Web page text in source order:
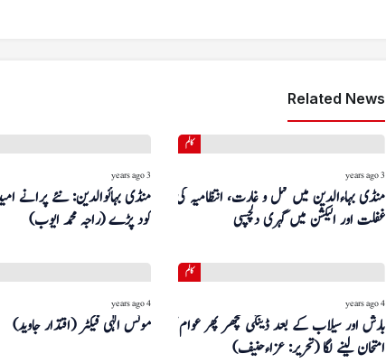
Related News
3 years ago
منڈی بہائوالدین: نئے پرانے
کود پڑے (راجہ محمد ایوب)
کالم
3 years ago
منڈی بہاءالدین میں قتل و غارت، انتظامیہ کی
غفلت اور الیکشن میں گہری دلچسپی
4 years ago
مونس الٰہی فیکٹر (اقتدار جاوید)
کالم
4 years ago
بارش اور سیلاب کے بعد ڈینگی مچھر پھر عوام کا
امتحان لینے لگا (تحریر: عزاءحنیف)